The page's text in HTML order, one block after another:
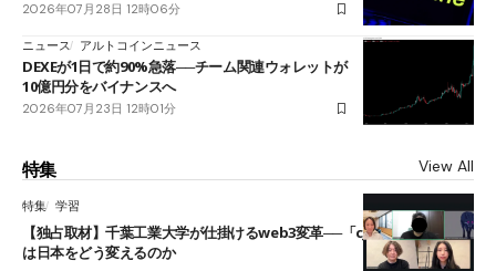
2026年07月28日 12時06分
ニュース アルトコインニュース
DEXEが1日で約90%急落──チーム関連ウォレットが
10億円分をバイナンスへ
2026年07月23日 12時01分
特集 View All
特集 学習
【独占取材】千葉工業大学が仕掛けるweb3変革──「cJPY」とAIの融合
は日本をどう変えるのか